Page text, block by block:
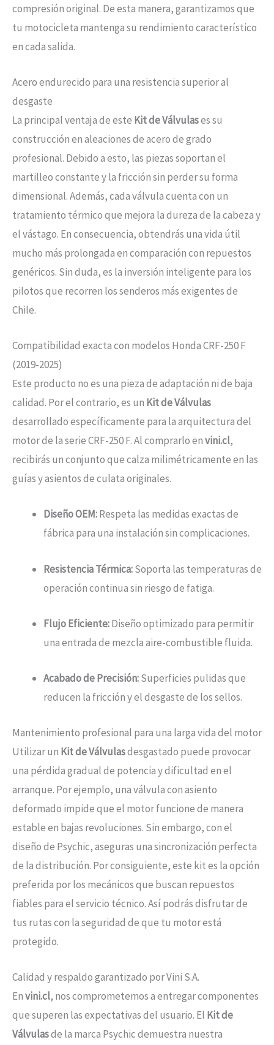
compresión original. De esta manera, garantizamos que
tu motocicleta mantenga su rendimiento característico
en cada salida.
Acero endurecido para una resistencia superior al
desgaste
La principal ventaja de este Kit de Válvulases su
construcción en aleaciones de acero de grado
profesional. Debido a esto, las piezas soportan el
martilleo constante y la fricción sin perder su forma
dimensional. Además, cada válvula cuenta con un
tratamiento térmico que mejora la dureza de la cabeza y
el vástago. En consecuencia, obtendrás una vida útil
mucho más prolongada en comparación con repuestos
genéricos. Sin duda, es la inversión inteligente para los
pilotos que recorren los senderos más exigentes de
Chile.
Compatibilidad exacta con modelos Honda CRF-250 F
(2019-2025)
Este producto no es una pieza de adaptación ni de baja
calidad. Por el contrario, es un Kit de Válvulas
desarrollado específicamente para la arquitectura del
motor de la serie CRF-250 F. Al comprarlo envini.cl,
recibirás un conjunto que calza milimétricamente en las
guías y asientos de culata originales.
Diseño OEM:Respeta las medidas exactas de
fábrica para una instalación sin complicaciones.
Resistencia Térmica:Soporta las temperaturas de
operación continua sin riesgo de fatiga.
Flujo Eficiente:Diseño optimizado para permitir
una entrada de mezcla aire-combustible fluida.
Acabado de Precisión:Superficies pulidas que
reducen la fricción y el desgaste de los sellos.
Mantenimiento profesional para una larga vida del motor
Utilizar un Kit de Válvulasdesgastado puede provocar
una pérdida gradual de potencia y dificultad en el
arranque. Por ejemplo, una válvula con asiento
deformado impide que el motor funcione de manera
estable en bajas revoluciones. Sin embargo, con el
diseño de Psychic, aseguras una sincronización perfecta
de la distribución. Por consiguiente, este kit es la opción
preferida por los mecánicos que buscan repuestos
fiables para el servicio técnico. Así podrás disfrutar de
tus rutas con la seguridad de que tu motor está
protegido.
Calidad y respaldo garantizado por Vini S.A.
Envini.cl, nos comprometemos a entregar componentes
que superen las expectativas del usuario. El Kit de
Válvulasde la marca Psychic demuestra nuestra